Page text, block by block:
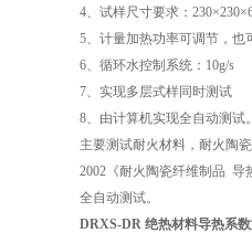
4、试样尺寸要求：
5、计量加热功率可调节，也
6、循环水控制系统： 10g/s
7、实现多层式样同时测试
8、由计算机实现全自动测试
主要测试耐火材料，耐火陶
2002 《耐火陶瓷纤维制品 导
全自动测试。
DRXS-DR 绝热材料导热系